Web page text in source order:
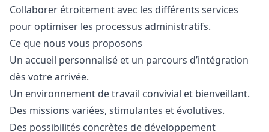
Collaborer étroitement avec les différents services
pour optimiser les processus administratifs.
Ce que nous vous proposons
Un accueil personnalisé et un parcours d’intégration
dès votre arrivée.
Un environnement de travail convivial et bienveillant.
Des missions variées, stimulantes et évolutives.
Des possibilités concrètes de développement